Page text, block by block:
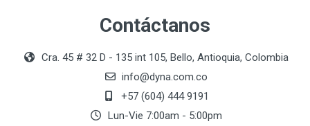
Contáctanos
Cra. 45 # 32 D - 135 int 105, Bello, Antioquia, Colombia
info@dyna.com.co
+57 (604) 444 9191
Lun-Vie 7:00am - 5:00pm